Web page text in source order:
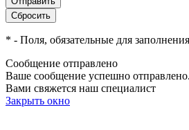
* - Поля, обязательные для заполнения
Сообщение отправлено
Ваше сообщение успешно
Вами свяжется наш специалист
Закрыть окно